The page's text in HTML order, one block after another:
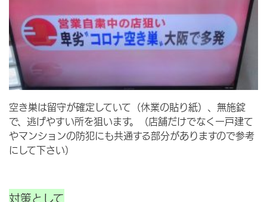
空き巣は留守が確定していて（休業の貼り紙）、無施錠
で、逃げやすい所を狙います。（店舗だけでなく一戸建て
やマンションの防犯にも共通する部分がありますので参考
にして下さい）
対策として